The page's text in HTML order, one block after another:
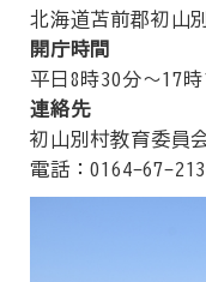
北海道苫前郡初山
開庁時間
平日8時30分～17時
連絡先
初山別村教育委員
電話：0164-67-